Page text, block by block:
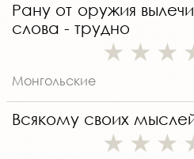
Рану от оружия
слова - трудно
Монгольские
Всякому своих